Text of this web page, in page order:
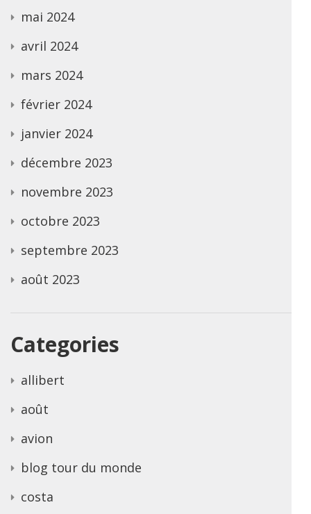
mai 2024
avril 2024
mars 2024
février 2024
janvier 2024
décembre 2023
novembre 2023
octobre 2023
septembre 2023
août 2023
Categories
allibert
août
avion
blog tour du monde
costa